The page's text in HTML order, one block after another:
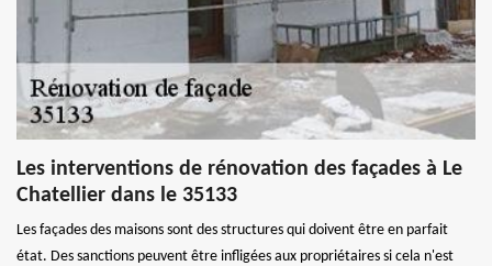
Les interventions de rénovation des façades à Le
Chatellier dans le 35133
Les façades des maisons sont des structures qui doivent être en parfait
état. Des sanctions peuvent être infligées aux propriétaires si cela n'est